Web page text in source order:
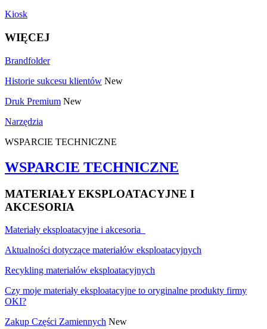
Kiosk
WIĘCEJ
Brandfolder
Historie sukcesu klientów New
Druk Premium New
Narzędzia
WSPARCIE TECHNICZNE
WSPARCIE TECHNICZNE
MATERIAŁY EKSPLOATACYJNE I
AKCESORIA
Materiały eksploatacyjne i akcesoria
Aktualności dotyczące materiałów eksploatacyjnych
Recykling materiałów eksploatacyjnych
Czy moje materiały eksploatacyjne to oryginalne produkty firmy
OKI?
Zakup Części Zamiennych New